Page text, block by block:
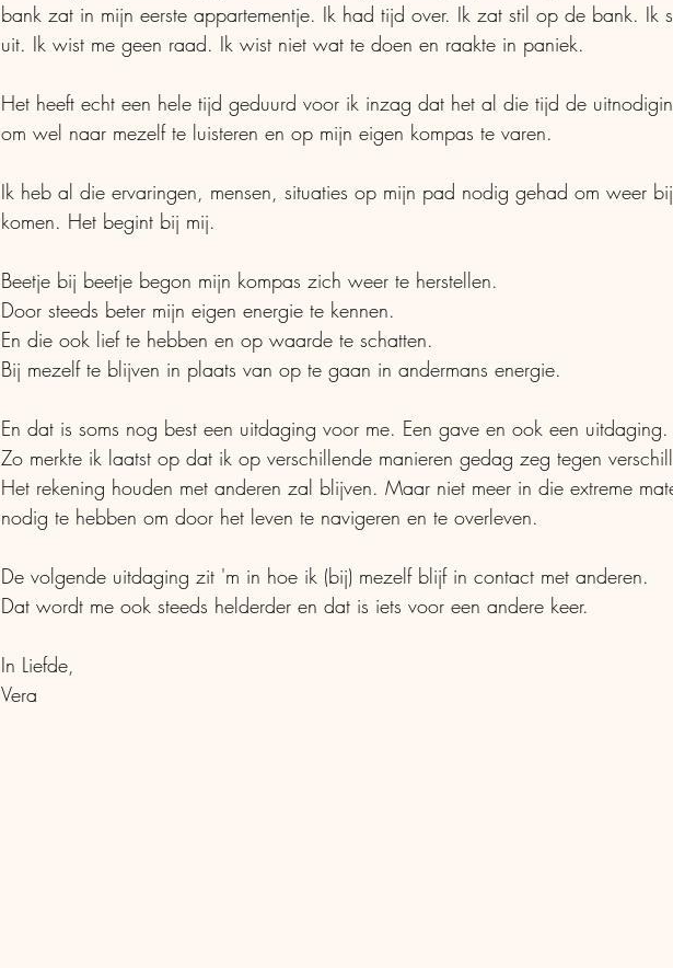
bank zat in mijn eerste appartementje. Ik had tijd over. Ik zat stil op de bank. Ik
uit. Ik wist me geen raad. Ik wist niet wat te doen en raakte in paniek.
Het heeft echt een hele tijd geduurd voor ik inzag dat het al die tijd de
om wel naar mezelf te luisteren en op mijn eigen kompas te varen.
Ik heb al die ervaringen, mensen, situaties op mijn pad nodig gehad om weer
komen. Het begint bij mij.
Beetje bij beetje begon mijn kompas zich weer te herstellen.
Door steeds beter mijn eigen energie te kennen.
En die ook lief te hebben en op waarde te schatten.
Bij mezelf te blijven in plaats van op te gaan in andermans energie.
En dat is soms nog best een uitdaging voor me. Een gave en ook een uitdaging.
Zo merkte ik laatst op dat ik op verschillende manieren gedag zeg tegen
Het rekening houden met anderen zal blijven. Maar niet meer in die extreme
nodig te hebben om door het leven te navigeren en te overleven.
De volgende uitdaging zit 'm in hoe ik (bij) mezelf blijf in contact met anderen.
Dat wordt me ook steeds helderder en dat is iets voor een andere keer.
In Liefde,
Vera